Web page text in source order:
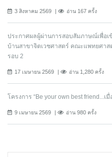
3 สิงหาคม 2569 อ่าน 167 ครั้ง
ประกาศผลผู้ผ่านการสอบสัมภาษณ์เพื่อ
บ้านสาขาจิตเวชศาสตร์ คณะแพทยศา
รอบ 2
17 เมษายน 2569 อ่าน 1,280 ครั้ง
โครงการ “Be your own best friend...เ
9 เมษายน 2569 อ่าน 980 ครั้ง